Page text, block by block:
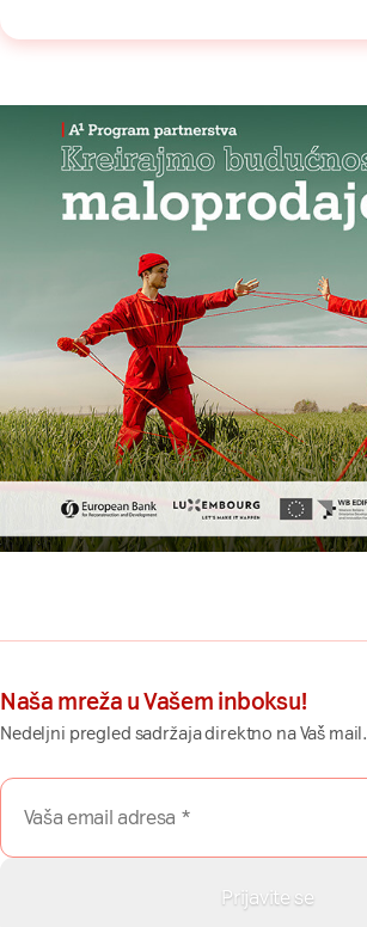
Naša mreža u Vašem inboksu!
Nedeljni pregled sadržaja direktno na Vaš mail.